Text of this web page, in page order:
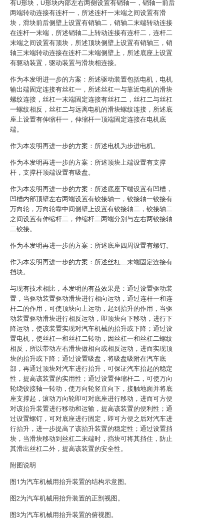
有U形块，U形块内部左右两侧设置有销轴一，销轴一前后
两端转动连接有连杆一，所述连杆一末端之间设置有滑
块，滑块前后侧壁上设置有销轴二，销轴二末端转动连接
在连杆一末端，所述销轴二上转动连接有连杆二，连杆二
末端之间设置有顶块，所述顶块侧壁上设置有销轴三，销
轴三末端转动连接在连杆二末端侧壁上，所述底座上设置
有驱动装置，驱动装置与滑块相连接。
作为本发明进一步的方案：所述驱动装置包括电机，电机
输出端固定连接有丝杠一，所述丝杠一与靠近电机的滑块
螺纹连接，丝杠一末端固定连接有丝杠二，丝杠二与丝杠
一螺纹相反，丝杠二与远离电机的滑块螺纹连接，所述底
座上设置有伸缩杆一，伸缩杆一顶端固定连接在电机底
端。
作为本发明再进一步的方案：所述电机为步进电机。
作为本发明再进一步的方案：所述顶块上端设置有支撑
杆，支撑杆顶端设置有吸盘。
作为本发明再进一步的方案：所述底座下端设置有凹槽，
凹槽内部顶壁左右两端设置有铰接轴一，铰接轴一铰接有
万向轮，万向轮靠中间侧壁上设置有铰接轴二，铰接轴二
之间设置有伸缩杆二，伸缩杆二两端分别与左右两铰接轴
二铰接。
作为本发明再进一步的方案：所述底座四周设置有螺钉。
作为本发明再进一步的方案：所述丝杠二末端固定连接有
挡块。
与现有技术相比，本发明的有益效果是：通过设置驱动装
置，当驱动装置驱动滑块进行相向运动，通过连杆一和连
杆二的作用，可使顶块向上运动，起到抬升的作用，当驱
动装置驱动滑块进行相反运动，即顶块向下移动，进行下
降运动，使该装置实现对汽车机械的抬升或下降；通过设
置电机，使丝杠一和丝杠二转动，因丝杠一和丝杠二螺纹
相反，所以带动左右滑块做相向或相反运动，进而实现顶
块的抬升或下降；通过设置吸盘，将吸盘吸附在汽车底
部，再通过顶块对汽车进行抬升，可保证汽车抬起的稳定
性，提高该装置的实用性；通过设置伸缩杆二，可使万向
轮绕铰接轴一转动，使万向轮竖直向下，接触地面并将底
座支撑起，滚动万向轮即可对底座进行移动，进而可方便
对该抬升装置进行移动和运输，提高该装置的便利性；通
过设置螺钉，可对底座进行固定，即可方便之后对汽车进
行抬升，进一步提高了该抬升装置的稳定性；通过设置挡
块，当滑块移动到丝杠二末端时，挡块可将其挡住，防止
其滑出丝杠二外，提高该装置的安全性。
附图说明
图1为汽车机械用抬升装置的结构示意图。
图2为汽车机械用抬升装置的正剖视图。
图3为汽车机械用抬升装置的俯视图。